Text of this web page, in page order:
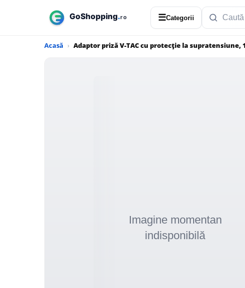
☰Categorii
Acasă Adaptor priză V-TAC cu protecție la supratensiune,